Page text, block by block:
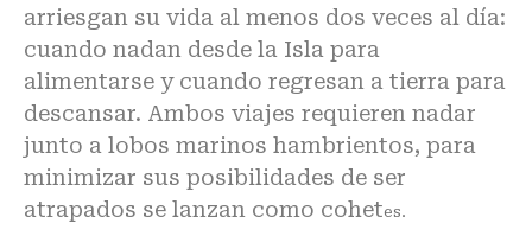
arriesgan su vida al menos dos veces al día:
cuando nadan desde la Isla para
alimentarse y cuando regresan a tierra para
descansar. Ambos viajes requieren nadar
junto a lobos marinos hambrientos, para
minimizar sus posibilidades de ser
atrapados se lanzan como cohetes.